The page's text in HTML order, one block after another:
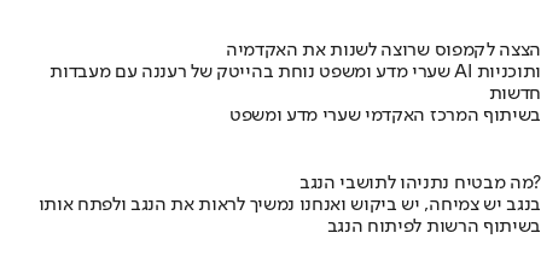
הצצה לקמפוס שרוצה לשנות את האקדמיה
שערי מדע ומשפט נוחת בהייטק של רעננה עם מעבדות AI ותוכניות
חדשות
בשיתוף המרכז האקדמי שערי מדע ומשפט
מה מבטיח נתניהו לתושבי הנגב?
בנגב יש צמיחה, יש ביקוש ואנחנו נמשיך לראות את הנגב ולפתח אותו
בשיתוף הרשות לפיתוח הנגב